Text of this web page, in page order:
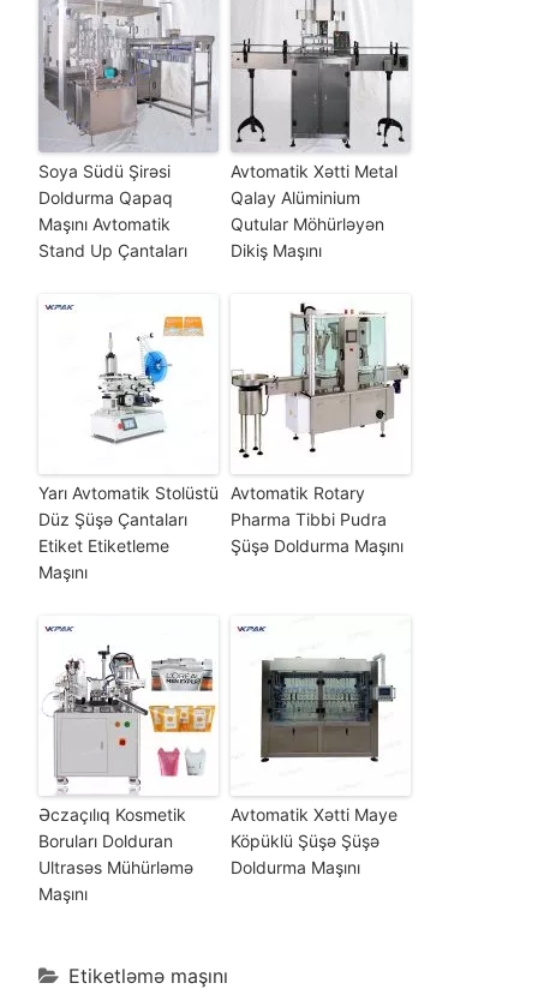
Soya Südü Şirəsi
Doldurma Qapaq
Maşını Avtomatik
Stand Up Çantaları
Avtomatik Xətti Metal
Qalay Alüminium
Qutular Möhürləyən
Dikiş Maşını
Yarı Avtomatik Stolüstü
Düz Şüşə Çantaları
Etiket Etiketleme
Maşını
Avtomatik Rotary
Pharma Tibbi Pudra
Şüşə Doldurma Maşını
Əczaçılıq Kosmetik
Boruları Dolduran
Ultrasəs Mühürləmə
Maşını
Avtomatik Xətti Maye
Köpüklü Şüşə Şüşə
Doldurma Maşını
Etiketləmə maşını